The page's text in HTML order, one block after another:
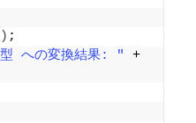
;
への変換結果: "
+